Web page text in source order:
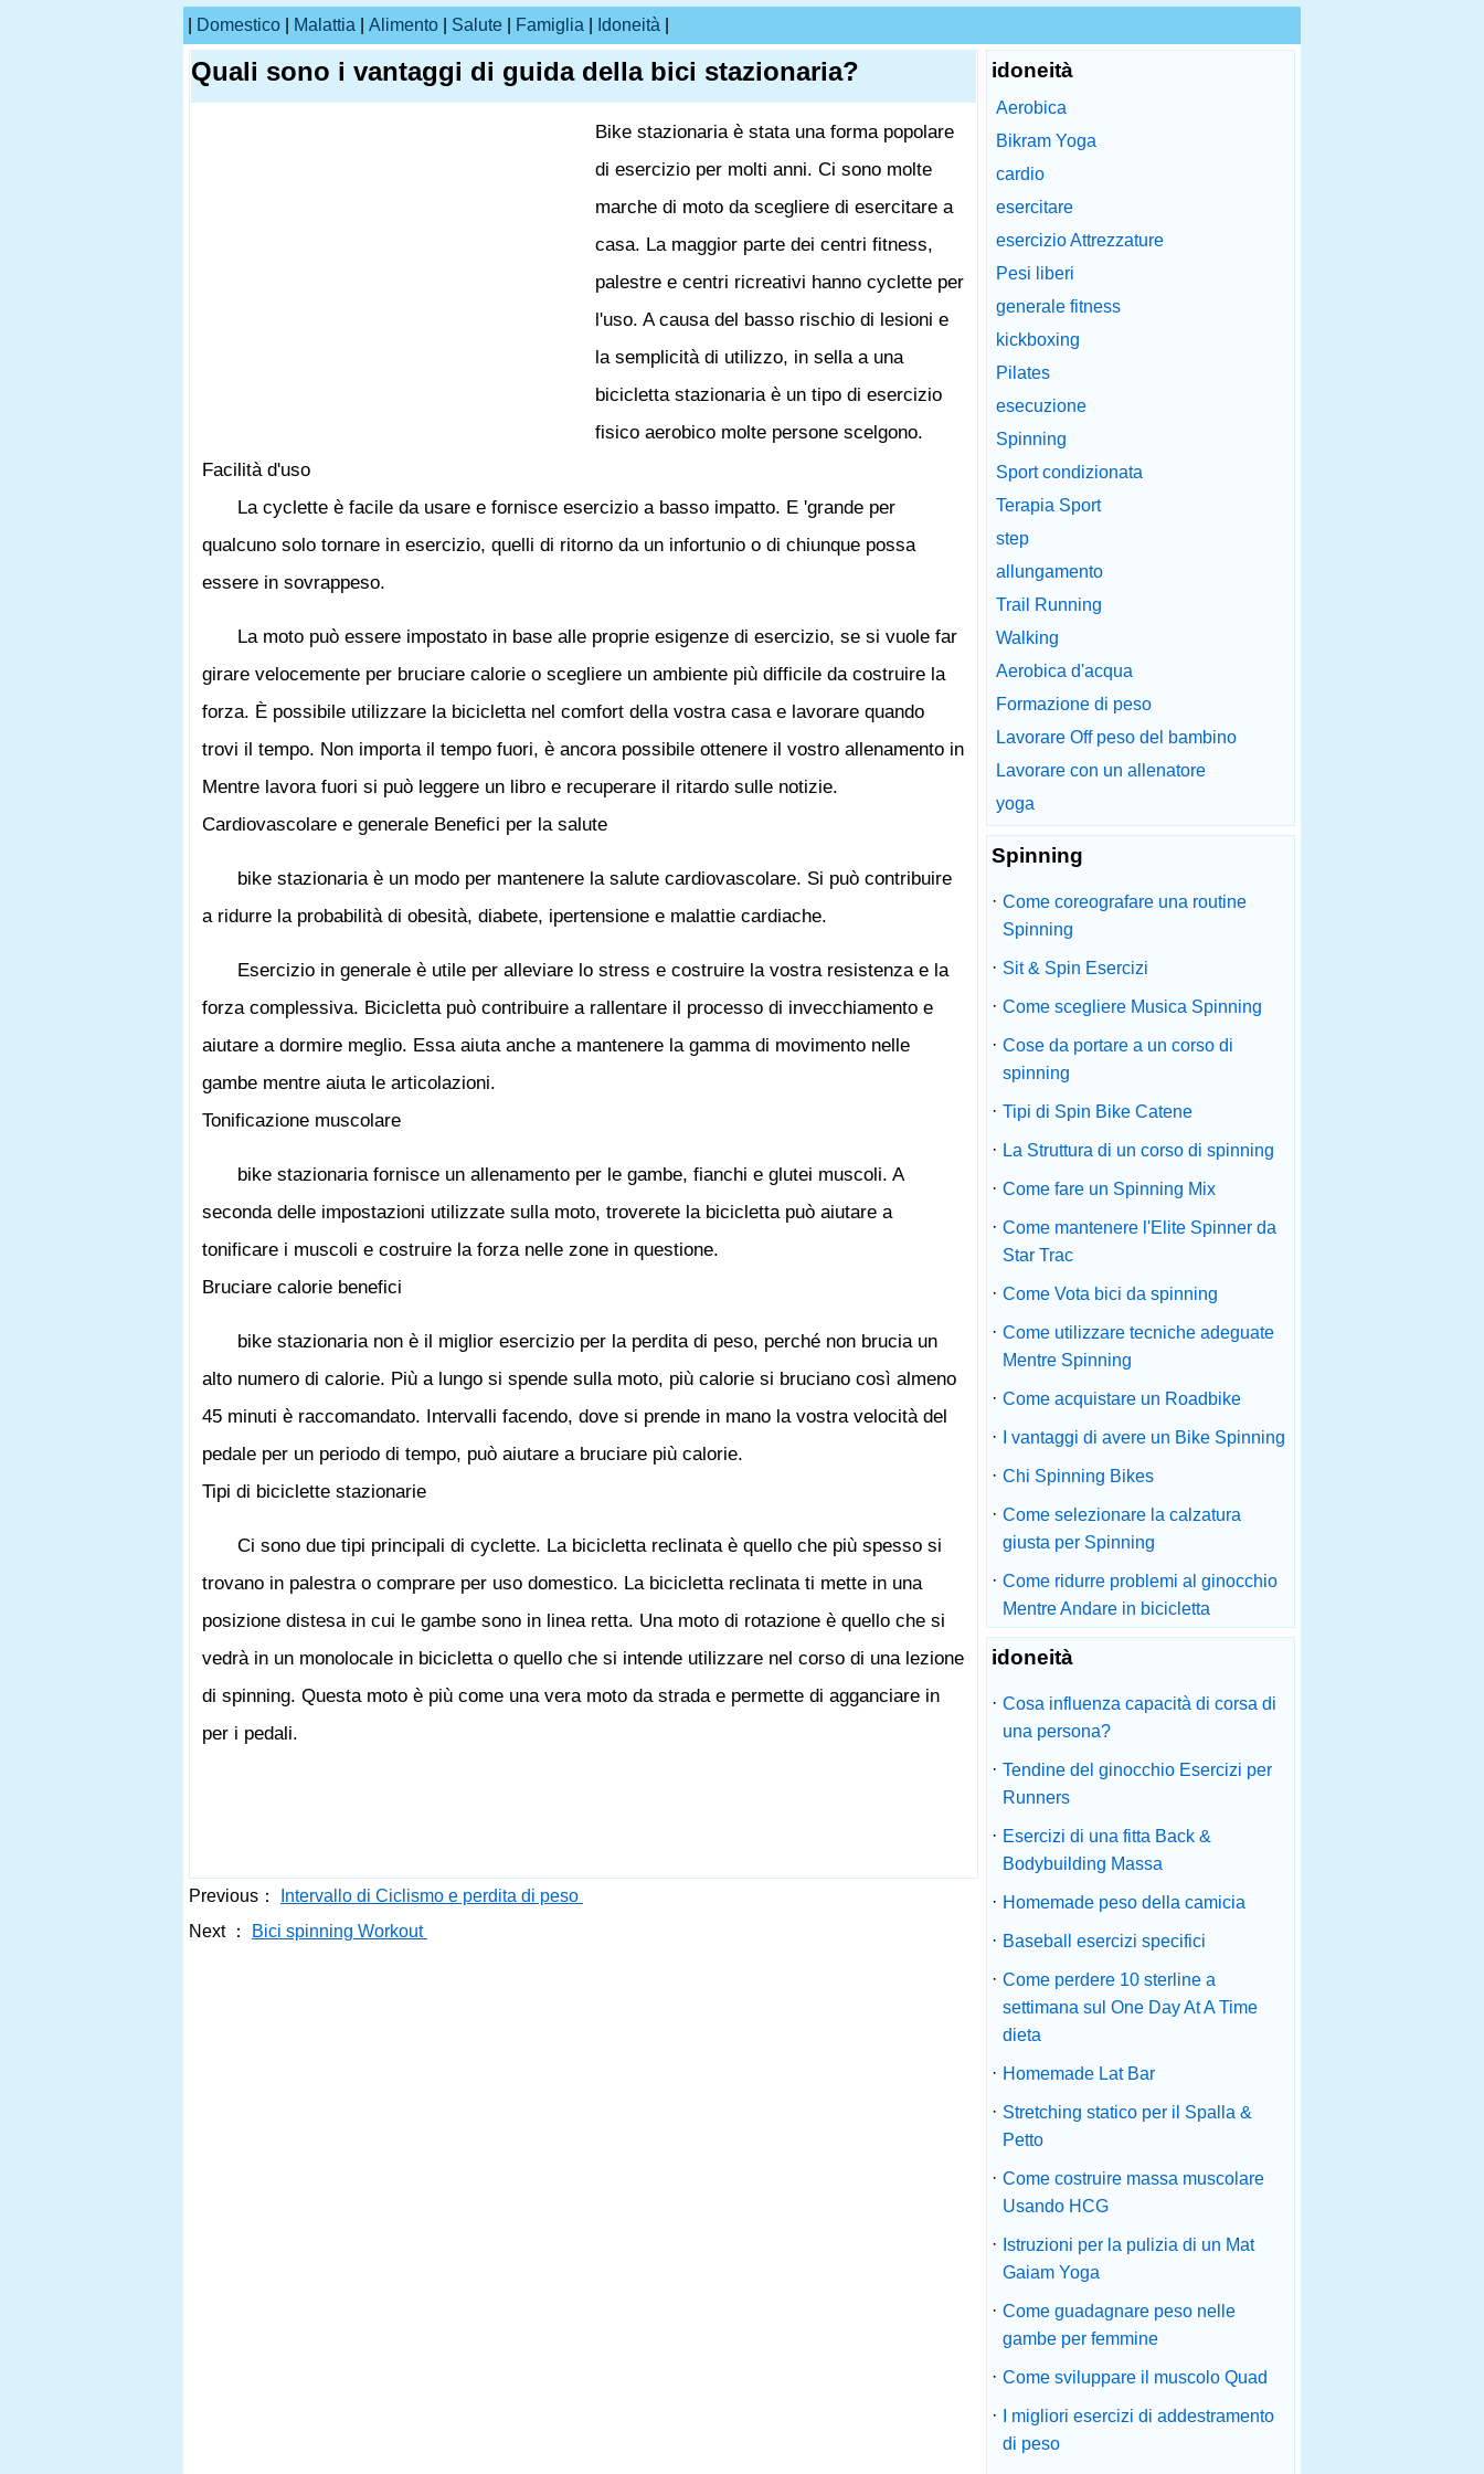
Domestico Malattia Alimento Salute Famiglia Idoneità
Quali sono i vantaggi di guida della bici stazionaria?
Bike stazionaria è stata una forma popolare
di esercizio per molti anni. Ci sono molte
marche di moto da scegliere di esercitare a
casa. La maggior parte dei centri fitness,
palestre e centri ricreativi hanno cyclette per
l'uso. A causa del basso rischio di lesioni e
la semplicità di utilizzo, in sella a una
bicicletta stazionaria è un tipo di esercizio
fisico aerobico molte persone scelgono.
Facilità d'uso
La cyclette è facile da usare e fornisce esercizio a basso impatto. E 'grande per
qualcuno solo tornare in esercizio, quelli di ritorno da un infortunio o di chiunque possa
essere in sovrappeso.
La moto può essere impostato in base alle proprie esigenze di esercizio, se si vuole far
girare velocemente per bruciare calorie o scegliere un ambiente più difficile da costruire la
forza. È possibile utilizzare la bicicletta nel comfort della vostra casa e lavorare quando
trovi il tempo. Non importa il tempo fuori, è ancora possibile ottenere il vostro allenamento in
Mentre lavora fuori si può leggere un libro e recuperare il ritardo sulle notizie.
Cardiovascolare e generale Benefici per la salute
bike stazionaria è un modo per mantenere la salute cardiovascolare. Si può contribuire
a ridurre la probabilità di obesità, diabete, ipertensione e malattie cardiache.
Esercizio in generale è utile per alleviare lo stress e costruire la vostra resistenza e la
forza complessiva. Bicicletta può contribuire a rallentare il processo di invecchiamento e
aiutare a dormire meglio. Essa aiuta anche a mantenere la gamma di movimento nelle
gambe mentre aiuta le articolazioni.
Tonificazione muscolare
bike stazionaria fornisce un allenamento per le gambe, fianchi e glutei muscoli. A
seconda delle impostazioni utilizzate sulla moto, troverete la bicicletta può aiutare a
tonificare i muscoli e costruire la forza nelle zone in questione.
Bruciare calorie benefici
bike stazionaria non è il miglior esercizio per la perdita di peso, perché non brucia un
alto numero di calorie. Più a lungo si spende sulla moto, più calorie si bruciano così almeno
45 minuti è raccomandato. Intervalli facendo, dove si prende in mano la vostra velocità del
pedale per un periodo di tempo, può aiutare a bruciare più calorie.
Tipi di biciclette stazionarie
Ci sono due tipi principali di cyclette. La bicicletta reclinata è quello che più spesso si
trovano in palestra o comprare per uso domestico. La bicicletta reclinata ti mette in una
posizione distesa in cui le gambe sono in linea retta. Una moto di rotazione è quello che si
vedrà in un monolocale in bicicletta o quello che si intende utilizzare nel corso di una lezione
di spinning. Questa moto è più come una vera moto da strada e permette di agganciare in
per i pedali.
Previous：
Intervallo di Ciclismo e perdita di peso
Next ：
Bici spinning Workout
idoneità
Aerobica
Bikram Yoga
cardio
esercitare
esercizio Attrezzature
Pesi liberi
generale fitness
kickboxing
Pilates
esecuzione
Spinning
Sport condizionata
Terapia Sport
step
allungamento
Trail Running
Walking
Aerobica d'acqua
Formazione di peso
Lavorare Off peso del bambino
Lavorare con un allenatore
yoga
Spinning
· Come coreografare una routine
Spinning
· Sit & Spin Esercizi
· Come scegliere Musica Spinning
· Cose da portare a un corso di
spinning
· Tipi di Spin Bike Catene
· La Struttura di un corso di spinning
· Come fare un Spinning Mix
· Come mantenere l'Elite Spinner da
Star Trac
· Come Vota bici da spinning
· Come utilizzare tecniche adeguate
Mentre Spinning
· Come acquistare un Roadbike
·
I vantaggi di avere un Bike Spinning
· Chi Spinning Bikes
· Come selezionare la calzatura
giusta per Spinning
· Come ridurre problemi al ginocchio
Mentre Andare in bicicletta
idoneità
· Cosa influenza capacità di corsa di
una persona?
· Tendine del ginocchio Esercizi per
Runners
· Esercizi di una fitta Back &
Bodybuilding Massa
· Homemade peso della camicia
· Baseball esercizi specifici
· Come perdere 10 sterline a
settimana sul One Day At A Time
dieta
· Homemade Lat Bar
· Stretching statico per il Spalla &
Petto
· Come costruire massa muscolare
Usando HCG
· Istruzioni per la pulizia di un Mat
Gaiam Yoga
· Come guadagnare peso nelle
gambe per femmine
· Come sviluppare il muscolo Quad
·
I migliori esercizi di addestramento
di peso